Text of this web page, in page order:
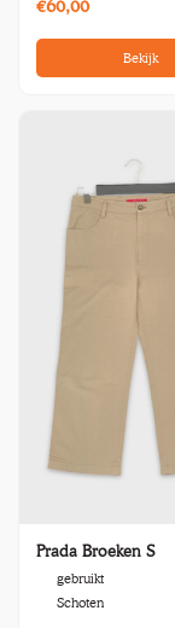
€60,00
Bekijk
Prada Broeken S
gebruikt
Schoten